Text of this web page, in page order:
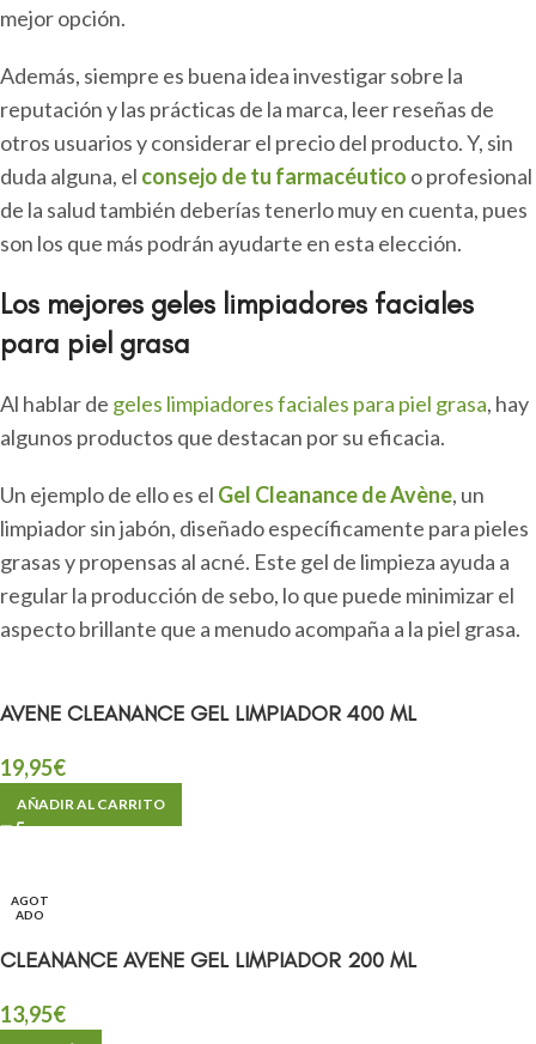
mejor opción.
Además, siempre es buena idea investigar sobre la
reputación y las prácticas de la marca, leer reseñas de
otros usuarios y considerar el precio del producto. Y, sin
duda alguna, el consejo de tu farmacéutico o profesional
de la salud también deberías tenerlo muy en cuenta, pues
son los que más podrán ayudarte en esta elección.
Los mejores geles limpiadores faciales
para piel grasa
Al hablar de geles limpiadores faciales para piel grasa, hay
algunos productos que destacan por su eficacia.
Un ejemplo de ello es el Gel Cleanance de Avène, un
limpiador sin jabón, diseñado específicamente para pieles
grasas y propensas al acné. Este gel de limpieza ayuda a
regular la producción de sebo, lo que puede minimizar el
aspecto brillante que a menudo acompaña a la piel grasa.
AVENE CLEANANCE GEL LIMPIADOR 400 ML
19,95€
AÑADIR AL CARRITO
AGOT
ADO
CLEANANCE AVENE GEL LIMPIADOR 200 ML
13,95€